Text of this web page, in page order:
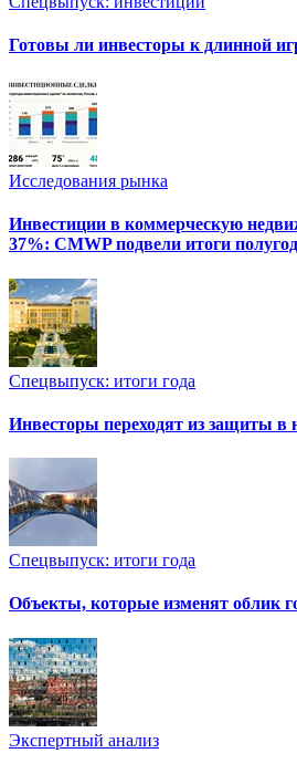
Готовы ли инвесторы к длинной
Исследования рынка
Инвестиции в коммерческую
37%: CMWP подвели итоги
Спецвыпуск: итоги года
Инвесторы переходят из защиты в
Спецвыпуск: итоги года
Объекты, которые изменят облик
Экспертный анализ